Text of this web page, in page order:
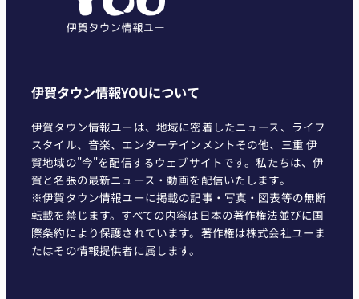
伊賀タウン情報YOUについて
伊賀タウン情報ユーは、地域に密着したニュース、ライフ
スタイル、音楽、エンターテインメントその他、三重 伊
賀地域の"今"を配信するウェブサイトです。私たちは、伊
賀と名張の最新ニュース・動画を配信いたします。
※伊賀タウン情報ユーに掲載の記事・写真・図表等の無断
転載を禁じます。すべての内容は日本の著作権法並びに国
際条約により保護されています。著作権は株式会社ユーま
たはその情報提供者に属します。